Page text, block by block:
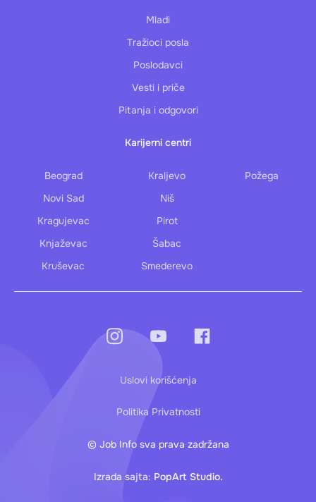
Mladi
Tražioci posla
Poslodavci
Vesti i priče
Pitanja i odgovori
Karijerni centri
Beograd
Novi Sad
Kragujevac
Knjaževac
Kruševac
Kraljevo
Niš
Pirot
Šabac
Smederevo
Požega
© Job Info sva prava zadržana
Uslovi korišćenja
Politika Privatnosti
Izrada sajta: PopArt Studio.